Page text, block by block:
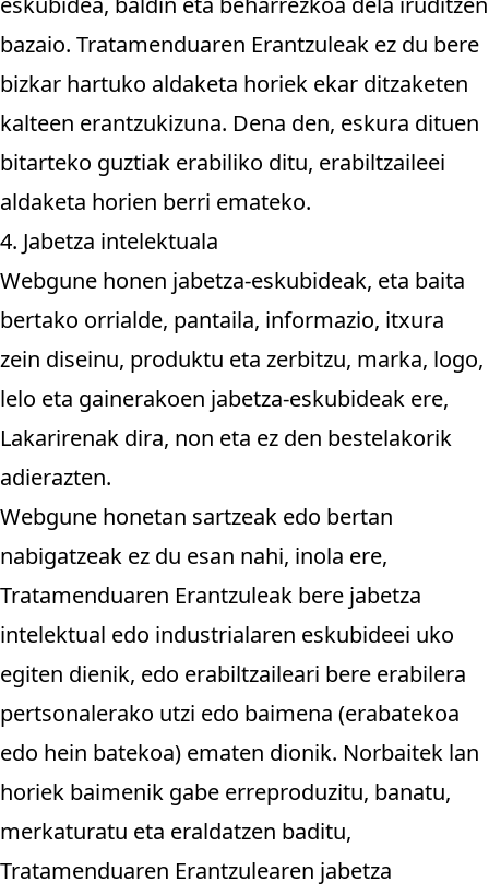
bazaio. Tratamenduaren Erantzuleak ez du bere
bizkar hartuko aldaketa horiek ekar ditzaketen
kalteen erantzukizuna. Dena den, eskura dituen
bitarteko guztiak erabiliko ditu, erabiltzaileei
aldaketa horien berri emateko.
4. Jabetza intelektuala
Webgune honen jabetza-eskubideak, eta baita
bertako orrialde, pantaila, informazio, itxura
zein diseinu, produktu eta zerbitzu, marka, logo,
lelo eta gainerakoen jabetza-eskubideak ere,
Lakarirenak dira, non eta ez den bestelakorik
adierazten.
Webgune honetan sartzeak edo bertan
nabigatzeak ez du esan nahi, inola ere,
Tratamenduaren Erantzuleak bere jabetza
intelektual edo industrialaren eskubideei uko
egiten dienik, edo erabiltzaileari bere erabilera
pertsonalerako utzi edo baimena (erabatekoa
edo hein batekoa) ematen dionik. Norbaitek lan
horiek baimenik gabe erreproduzitu, banatu,
merkaturatu eta eraldatzen baditu,
Tratamenduaren Erantzulearen jabetza